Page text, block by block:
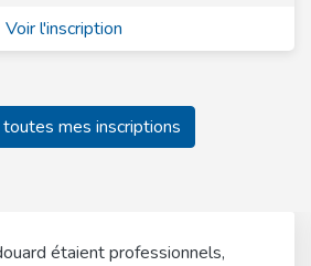
Voir l'inscription
mes inscriptions
étaient professionnels,